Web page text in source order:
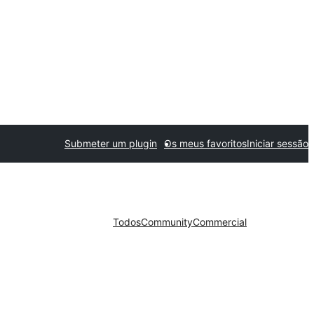
Submeter um plugin Os meus favoritosIniciar sessão
TodosCommunityCommercial